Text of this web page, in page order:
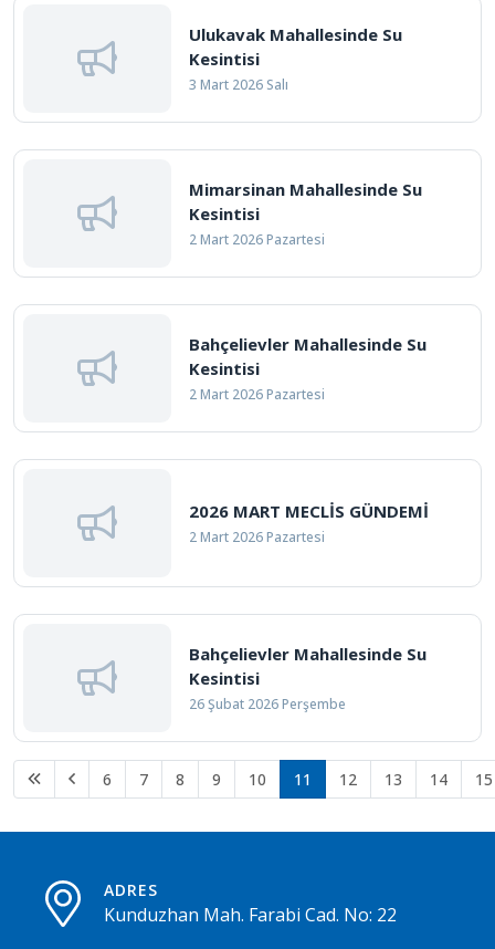
Ulukavak Mahallesinde Su
Kesintisi
3 Mart 2026 Salı
Mimarsinan Mahallesinde Su
Kesintisi
2 Mart 2026 Pazartesi
Bahçelievler Mahallesinde Su
Kesintisi
2 Mart 2026 Pazartesi
2026 MART MECLİS GÜNDEMİ
2 Mart 2026 Pazartesi
Bahçelievler Mahallesinde Su
Kesintisi
26 Şubat 2026 Perşembe
6 7 8 9 10 11 12 13 14 15
ADRES
Kunduzhan Mah. Farabi Cad. No: 22